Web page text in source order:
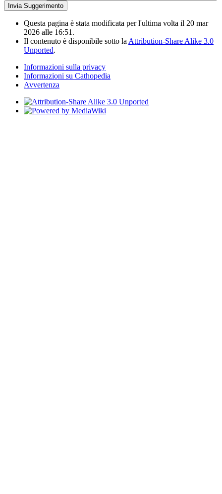
Questa pagina è stata modificata per l'ultima volta il 20 mar
2026 alle 16:51.
Il contenuto è disponibile sotto laAttribution-Share Alike 3.0
Unported.
Informazioni sulla privacy
Informazioni su Cathopedia
Avvertenza